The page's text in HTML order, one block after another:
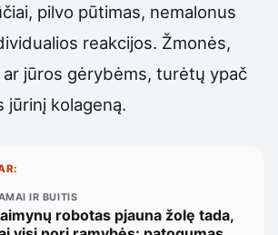
pilvo pūtimas, nemalonus
reakcijos. Žmonės,
ar jūros gėrybėms, turėtų ypač
jūrinį kolageną.
IR BUITIS
robotas pjauna žolę tada,